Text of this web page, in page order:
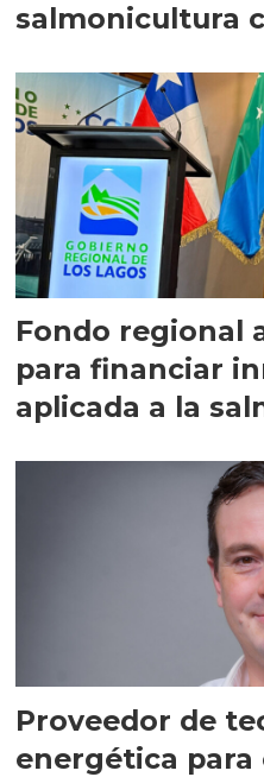
salmonicultura
Fondo regional
para financiar
aplicada a la
Proveedor de
energética para